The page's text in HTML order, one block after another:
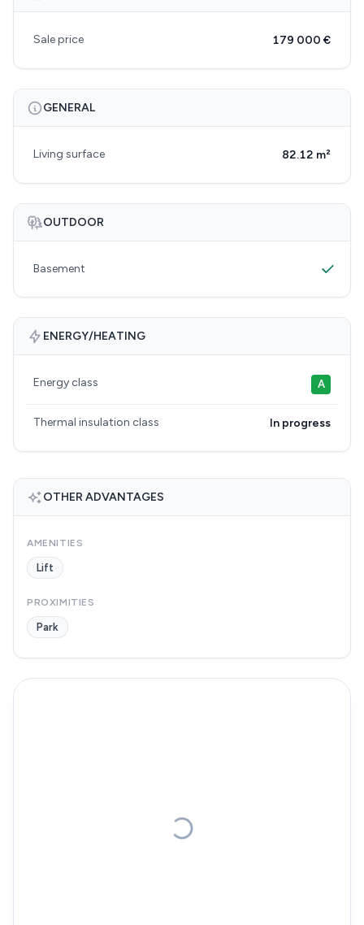
Sale price 179 000 €
GENERAL
Living surface 82.12 m²
OUTDOOR
Basement
ENERGY/HEATING
Energy class A
Thermal insulation class In progress
OTHER ADVANTAGES
AMENITIES
Lift
PROXIMITIES
Park